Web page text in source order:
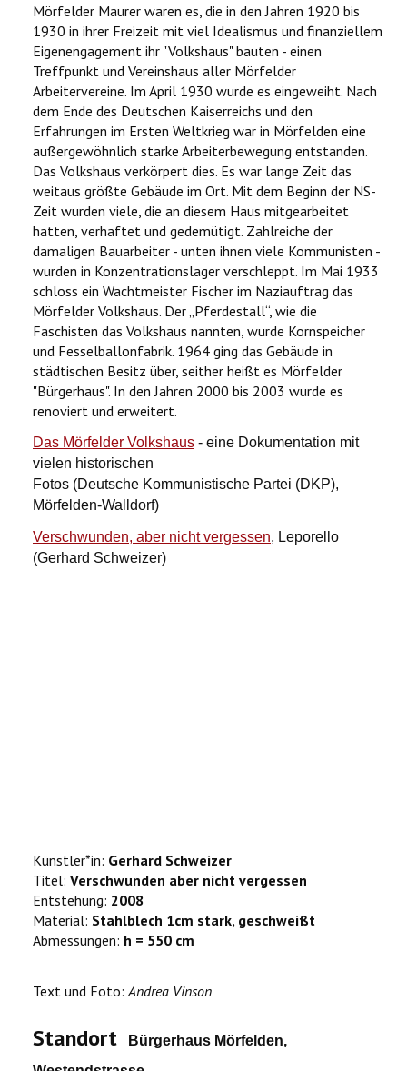
Mörfelder Maurer waren es, die in den Jahren 1920 bis
1930 in ihrer Freizeit mit viel Idealismus und finanziellem
Eigenengagement ihr "Volkshaus" bauten - einen
Treffpunkt und Vereinshaus aller Mörfelder
Arbeitervereine. Im April 1930 wurde es eingeweiht. Nach
dem Ende des Deutschen Kaiserreichs und den
Erfahrungen im Ersten Weltkrieg war in Mörfelden eine
außergewöhnlich starke Arbeiterbewegung entstanden.
Das Volkshaus verkörpert dies. Es war lange Zeit das
weitaus größte Gebäude im Ort. Mit dem Beginn der NS-
Zeit wurden viele, die an diesem Haus mitgearbeitet
hatten, verhaftet und gedemütigt. Zahlreiche der
damaligen Bauarbeiter - unten ihnen viele Kommunisten -
wurden in Konzentrationslager verschleppt. Im Mai 1933
schloss ein Wachtmeister Fischer im Naziauftrag das
Mörfelder Volkshaus. Der „Pferdestall“, wie die
Faschisten das Volkshaus nannten, wurde Kornspeicher
und Fesselballonfabrik. 1964 ging das Gebäude in
städtischen Besitz über, seither heißt es Mörfelder
"Bürgerhaus". In den Jahren 2000 bis 2003 wurde es
renoviert und erweitert.
Das Mörfelder Volkshaus - eine Dokumentation mit
vielen historischen
Fotos (Deutsche Kommunistische Partei (DKP),
Mörfelden-Walldorf)
Verschwunden, aber nicht vergessen, Leporello
(Gerhard Schweizer)
Künstler*in: Gerhard Schweizer
Titel: Verschwunden aber nicht vergessen
Entstehung: 2008
Material: Stahlblech 1cm stark, geschweißt
Abmessungen: h = 550 cm
Text und Foto: Andrea Vinson
Standort
Bürgerhaus Mörfelden,